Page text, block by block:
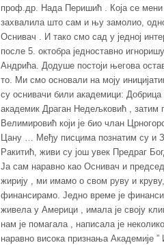
проф.др. Нада Перишић . Која се мени
захвалила што сам и њу замолио,
Оснивач . И тако смо сад у једној
после 5. октобра једноставно
Андрића. Додуше постоји његова
то. Ми смо основали на моју
су оснивачи били академици:
академик Драган Недељковић , затим
Велимировић који је био члан
Цану … Међу писцима познатим су и
Ракитић, живи су још увек Предраг
Ја сам наравно као Оснивач и
жирију , ми имамо о свом руву и
финансирамо. Једно време је
живела у Америци , имала је своју
нам је помагала , написала је
наравно висока признања Академије